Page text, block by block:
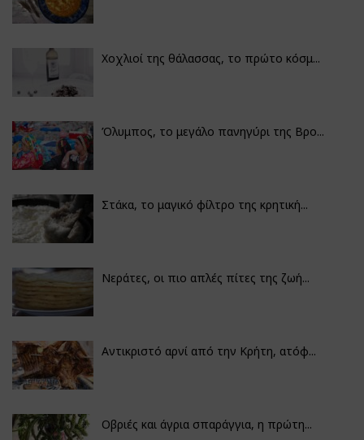
Χοχλιοί της θάλασσας, το πρώτο κόσμ...
Όλυμπος, το μεγάλο πανηγύρι της Βρο...
Στάκα, το μαγικό φίλτρο της κρητική...
Νεράτες, οι πιο απλές πίτες της ζωή...
Αντικριστό αρνί από την Κρήτη, ατόφ...
Οβριές και άγρια σπαράγγια, η πρώτη...